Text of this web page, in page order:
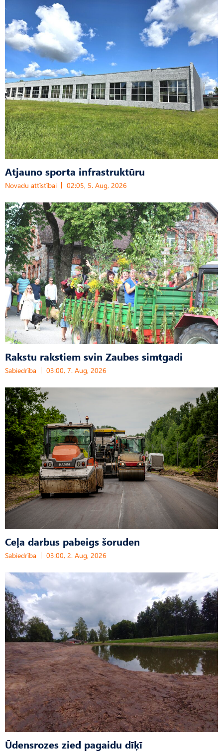
Atjauno sporta infrastruktūru
Novadu attīstībai 02:05, 5. Aug, 2026
Rakstu rakstiem svin Zaubes simtgadi
Sabiedrība 03:00, 7. Aug, 2026
Ceļa darbus pabeigs šoruden
Sabiedrība 03:00, 2. Aug, 2026
Ūdensrozes zied pagaidu dīķī